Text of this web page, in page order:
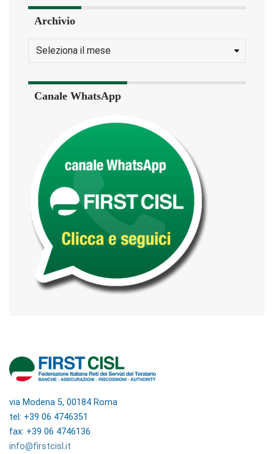
Archivio
Canale WhatsApp
via Modena 5, 00184 Roma
tel: +39 06 4746351
fax: +39 06 4746136
info@firstcisl.it